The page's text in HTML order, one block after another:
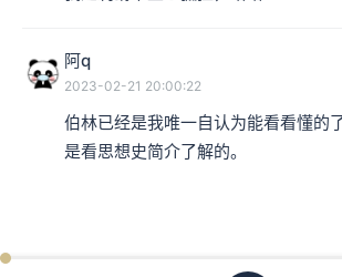
阿q
2023-02-21 20:00:22
伯林已经是我唯一自认为能看看懂的
是看思想史简介了解的。